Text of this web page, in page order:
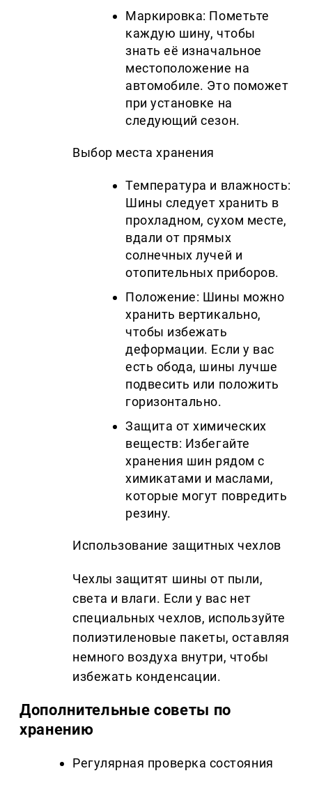
Маркировка: Пометьте
каждую шину, чтобы
знать её изначальное
местоположение на
автомобиле. Это поможет
при установке на
следующий сезон.
Выбор места хранения
Температура и влажность:
Шины следует хранить в
прохладном, сухом месте,
вдали от прямых
солнечных лучей и
отопительных приборов.
Положение: Шины можно
хранить вертикально,
чтобы избежать
деформации. Если у вас
есть обода, шины лучше
подвесить или положить
горизонтально.
Защита от химических
веществ: Избегайте
хранения шин рядом с
химикатами и маслами,
которые могут повредить
резину.
Использование защитных чехлов
Чехлы защитят шины от пыли,
света и влаги. Если у вас нет
специальных чехлов, используйте
полиэтиленовые пакеты, оставляя
немного воздуха внутри, чтобы
избежать конденсации.
Дополнительные советы по
хранению
Регулярная проверка состояния